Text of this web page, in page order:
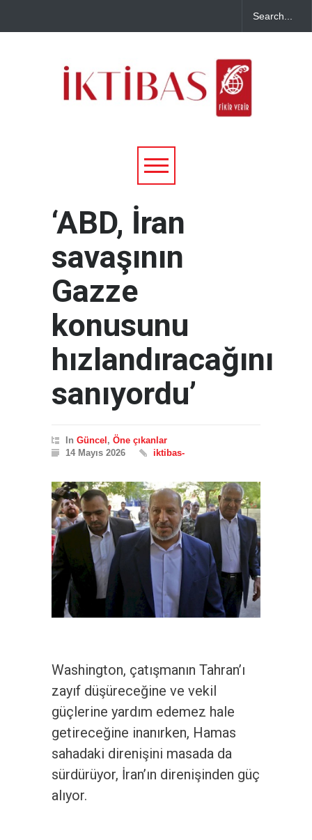
‘ABD, İran
savaşının
Gazze
konusunu
hızlandıracağını
sanıyordu’
In Güncel, Öne çıkanlar
14 Mayıs 2026
iktibas-
Washington, çatışmanın Tahran’ı
zayıf düşüreceğine ve vekil
güçlerine yardım edemez hale
getireceğine inanırken, Hamas
sahadaki direnişini masada da
sürdürüyor, İran’ın direnişinden güç
alıyor.